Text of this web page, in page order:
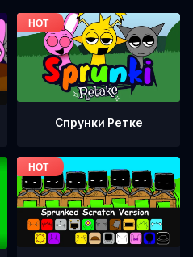
Спрунки Ретке